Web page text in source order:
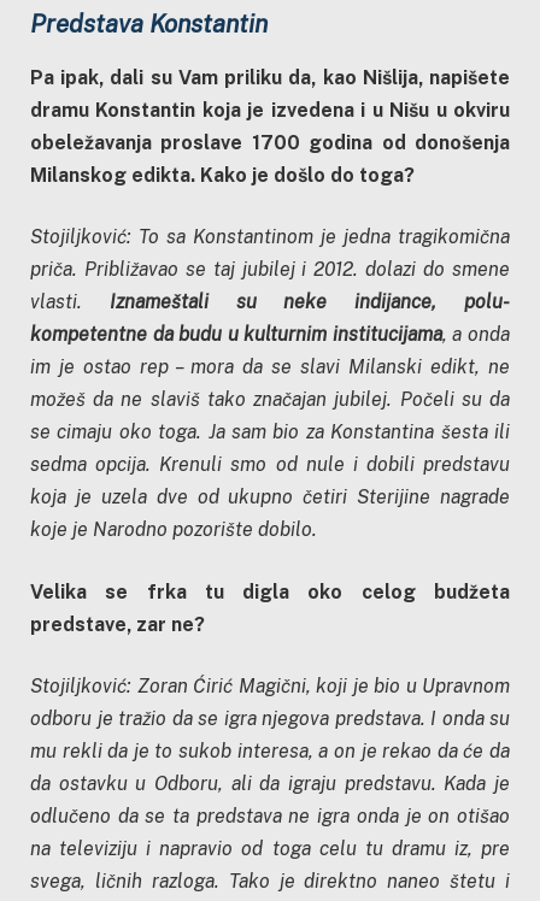
Predstava Konstantin
Pa ipak, dali su Vam priliku da, kao Nišlija, napišete
dramu Konstantin koja je izvedena i u Nišu u okviru
obeležavanja proslave 1700 godina od donošenja
Milanskog edikta. Kako je došlo do toga?
Stojiljković: To sa Konstantinom je jedna tragikomična
priča. Približavao se taj jubilej i 2012. dolazi do smene
vlasti. Iznameštali su neke indijance, polu-
kompetentne da budu u kulturnim institucijama, a onda
im je ostao rep – mora da se slavi Milanski edikt, ne
možeš da ne slaviš tako značajan jubilej. Počeli su da
se cimaju oko toga. Ja sam bio za Konstantina šesta ili
sedma opcija. Krenuli smo od nule i dobili predstavu
koja je uzela dve od ukupno četiri Sterijine nagrade
koje je Narodno pozorište dobilo.
Velika se frka tu digla oko celog budžeta
predstave, zar ne?
Stojiljković: Zoran Ćirić Magični, koji je bio u Upravnom
odboru je tražio da se igra njegova predstava. I onda su
mu rekli da je to sukob interesa, a on je rekao da će da
da ostavku u Odboru, ali da igraju predstavu. Kada je
odlučeno da se ta predstava ne igra onda je on otišao
na televiziju i napravio od toga celu tu dramu iz, pre
svega, ličnih razloga. Tako je direktno naneo štetu i